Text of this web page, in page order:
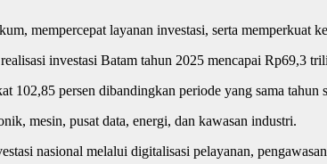
mempercepat layanan investasi, serta memperkuat
investasi Batam tahun 2025 mencapai Rp69,3
persen dibandingkan periode yang sama tahun
mesin, pusat data, energi, dan kawasan industri.
nasional melalui digitalisasi pelayanan,